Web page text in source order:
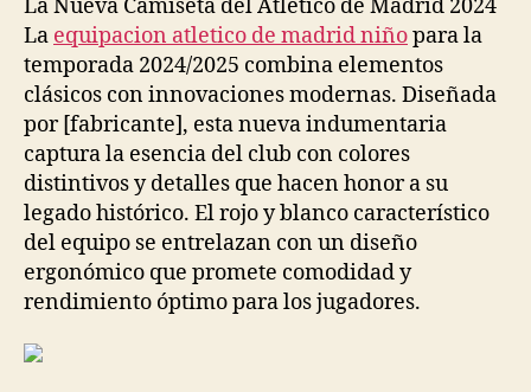
La Nueva Camiseta del Atlético de Madrid 2024
La equipacion atletico de madrid niñopara la
temporada 2024/2025 combina elementos
clásicos con innovaciones modernas. Diseñada
por [fabricante], esta nueva indumentaria
captura la esencia del club con colores
distintivos y detalles que hacen honor a su
legado histórico. El rojo y blanco característico
del equipo se entrelazan con un diseño
ergonómico que promete comodidad y
rendimiento óptimo para los jugadores.